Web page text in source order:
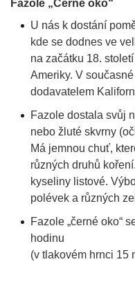
Fazole „Černé oko“
U nás k dostání
kde se dodnes ve
na začátku 18.
Ameriky. V
dodavatelem
Fazole dostala svůj
nebo žluté skvrny
Má jemnou chuť,
různých druhů
kyseliny listové.
polévek a různých
Fazole „černé oko“
hodinu
(v tlakovém hrnci 15